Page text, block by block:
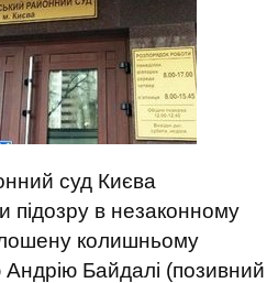
суд Києва
підозру в незаконному
колишньому
Байдалі (позивний